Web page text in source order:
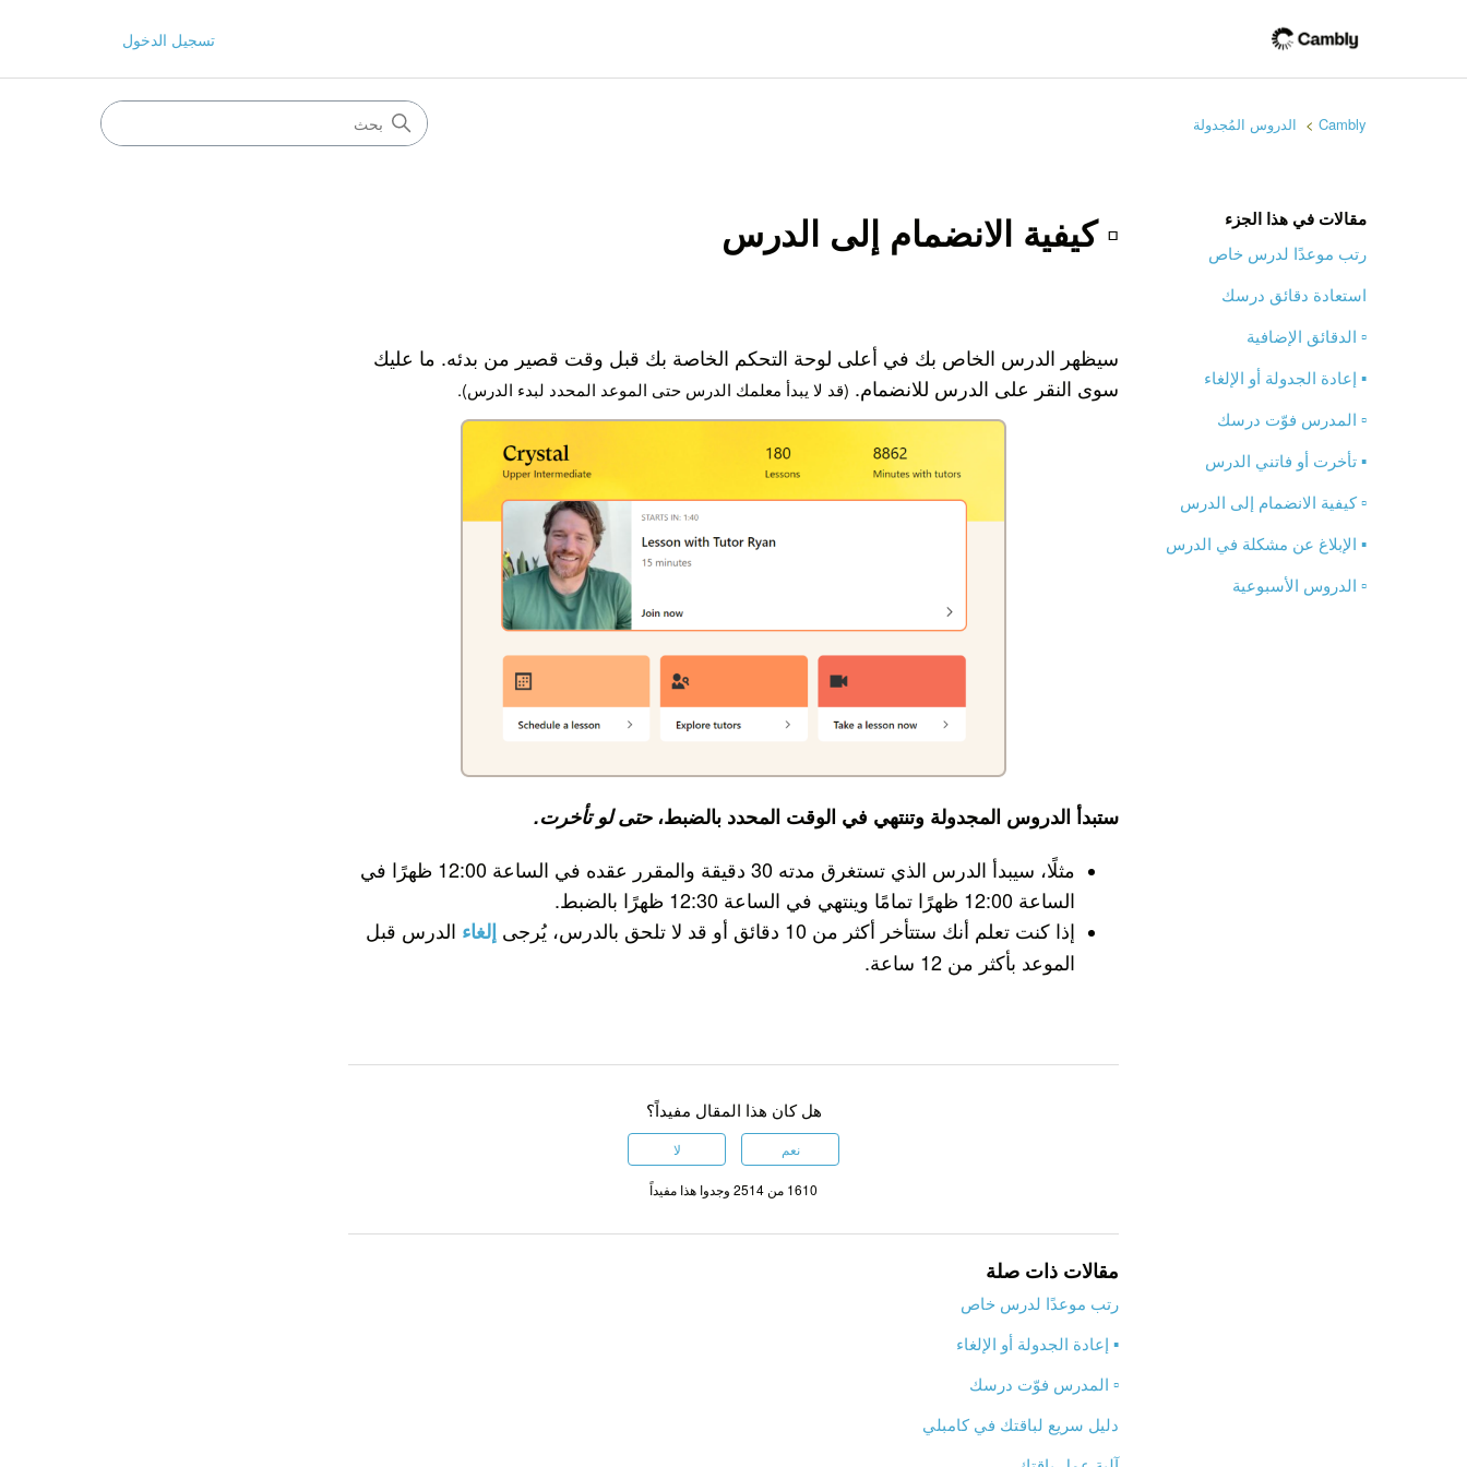
تسجيل الدخول
Cambly الدروس المُجدولة
مقالات في هذا الجزء
رتب موعدًا لدرس خاص
استعادة دقائق درسك
▫️ الدقائق الإضافية
▪️ إعادة الجدولة أو الإلغاء
▫️ المدرس فوّت درسك
▪️ تأخرت أو فاتني الدرس
▫️ كيفية الانضمام إلى الدرس
▪️ الإبلاغ عن مشكلة في الدرس
▫️ الدروس الأسبوعية
▫️ كيفية الانضمام إلى الدرس
سيظهر الدرس الخاص بك في أعلى لوحة التحكم الخاصة بك قبل وقت قصير من بدئه. ما عليك
سوى النقر على الدرس للانضمام. (قد لا يبدأ معلمك الدرس حتى الموعد المحدد لبدء الدرس).
ستبدأ الدروس المجدولة وتنتهي في الوقت المحدد بالضبط،حتى لو تأخرت.
مثلًا، سيبدأ الدرس الذي تستغرق مدته 30 دقيقة والمقرر عقده في الساعة 12:00 ظهرًا في
الساعة 12:00 ظهرًا تمامًا وينتهي في الساعة 12:30 ظهرًا بالضبط.
إذا كنت تعلم أنك ستتأخر أكثر من 10 دقائق أو قد لا تلحق بالدرس، يُرجى
إلغاء الدرس قبل
الموعد بأكثر من 12 ساعة.
هل كان هذا المقال مفيداً؟
نعم لا
1610 من 2514 وجدوا هذا مفيداً
مقالات ذات صلة
رتب موعدًا لدرس خاص
▪️ إعادة الجدولة أو الإلغاء
▫️ المدرس فوّت درسك
دليل سريع لباقتك في كامبلي